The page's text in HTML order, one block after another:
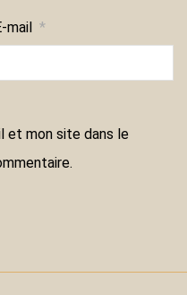
mail*
et mon site dans le